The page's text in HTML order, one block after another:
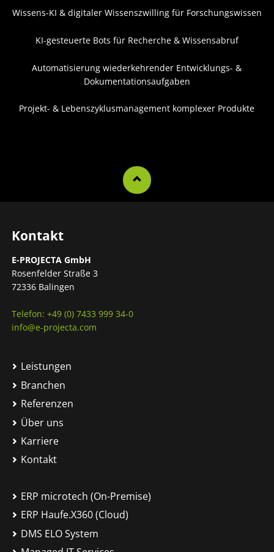
Wissens-KI & digitaler Wissenszwilling für Forschungswissen
KI-gesteuerte Bots für Recherche & Wissensabruf
Automatisierung wiederkehrender Entwicklungs- &
Dokumentationsaufgaben
Projekt- & Lebenszyklusmanagement komplexer Produkte
Kontakt
E-PROJECTA GmbH
Rosenfelder Straße 3
72336 Balingen
Telefon: +49 (0) 7433 999 34-0
info@e-projecta.com
Leistungen
Branchen
Referenzen
Über uns
Karriere
Kontakt
ERP microtech (On-Premise)
ERP Haufe.X360 (Cloud)
DMS ELO System